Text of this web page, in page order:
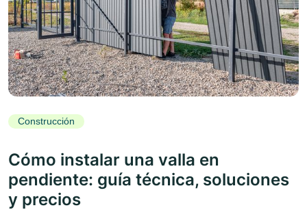
Construcción
Cómo instalar una valla en
pendiente: guía técnica, soluciones
y precios